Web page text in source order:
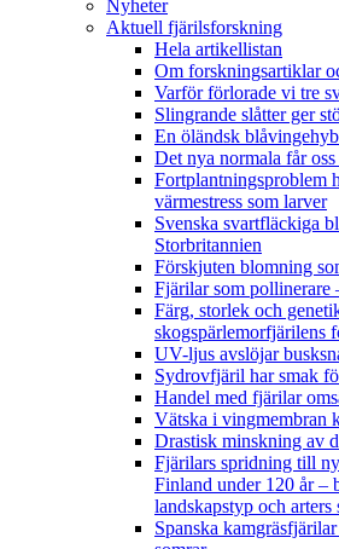
Nyheter
Aktuell fjärilsforskning
Hela artikellistan
Om forskningsartiklar
Varför förlorade vi tre
Slingrande slåtter ger
En öländsk
Det nya normala får
Fortplantningsproblem
värmestress som larver
Svenska svartfläckiga
Storbritannien
Förskjuten blomning
Fjärilar som pollinerare
Färg, storlek och
skogspärlemorfjärilens
UV-ljus avslöjar
Sydrovfjäril har smak
Handel med fjärilar
Vätska i vingmembran
Drastisk minskning av
Fjärilars spridning till
Finland under 120 år–
landskapstyp och arters
Spanska